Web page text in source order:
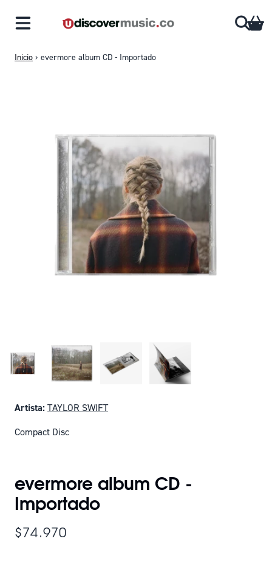
Inicio › evermore album CD - Importado
Artista:TAYLOR SWIFT
Compact Disc
evermore album CD -
Importado
$74.970